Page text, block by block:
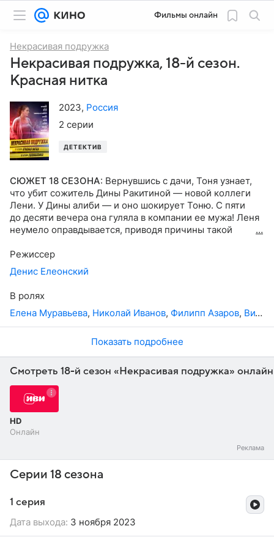
Фильмы онлайн
Некрасивая подружка
Некрасивая подружка, 18-й сезон.
Красная нитка
2023, Россия
2 серии
ДЕТЕКТИВ
СЮЖЕТ 18 СЕЗОНА: Вернувшись с дачи, Тоня узнает,
что убит сожитель Дины Ракитиной — новой коллеги
Лени. У Дины алиби — и оно шокирует Тоню. С пяти
до десяти вечера она гуляла в компании ее мужа! Леня
неумело оправдывается, приводя причины такой
Это же понимает и Дювбанов, который сразу
записывает Леню в подозреваемые по делу. Теперь,
чтобы спасти мужа, Тоне надо для начала найти убийцу.
А уж потом разбираться с трещиной в своем браке.
Режиссер
Денис Елеонский
В ролях
Елена Муравьева, Николай Иванов, Филипп Азаров, Виталий Сазонов
Показать подробнее
Смотреть 18-й сезон «Некрасивая подружка» онлайн
HD
Онлайн
Серии 18 сезона
1 серия
Дата выхода: 3 ноября 2023